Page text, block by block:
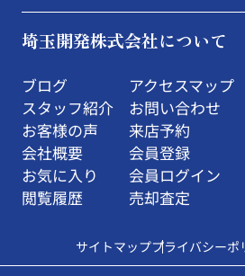
埼玉開発株式会社について
ブログ
スタッフ紹介
お客様の声
会社概要
お気に入り
閲覧履歴
アクセスマップ
お問い合わせ
来店予約
会員登録
会員ログイン
売却査定
サイトマッププライバシーポ